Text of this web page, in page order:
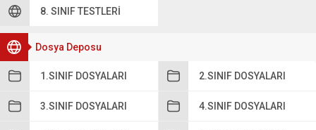
8. SINIF TESTLERI
Dosya Deposu
1.SINIF DOSYALARI 2.SINIF DOSYALARI
3.SINIF DOSYALARI 4.SINIF DOSYALARI